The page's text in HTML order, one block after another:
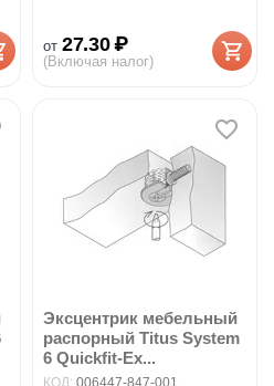
от 27.30 ₽
(Включая налог)
Эксцентрик мебельный
распорный Titus System
6 Quickfit-Ex...
КОД: 006447-847-001